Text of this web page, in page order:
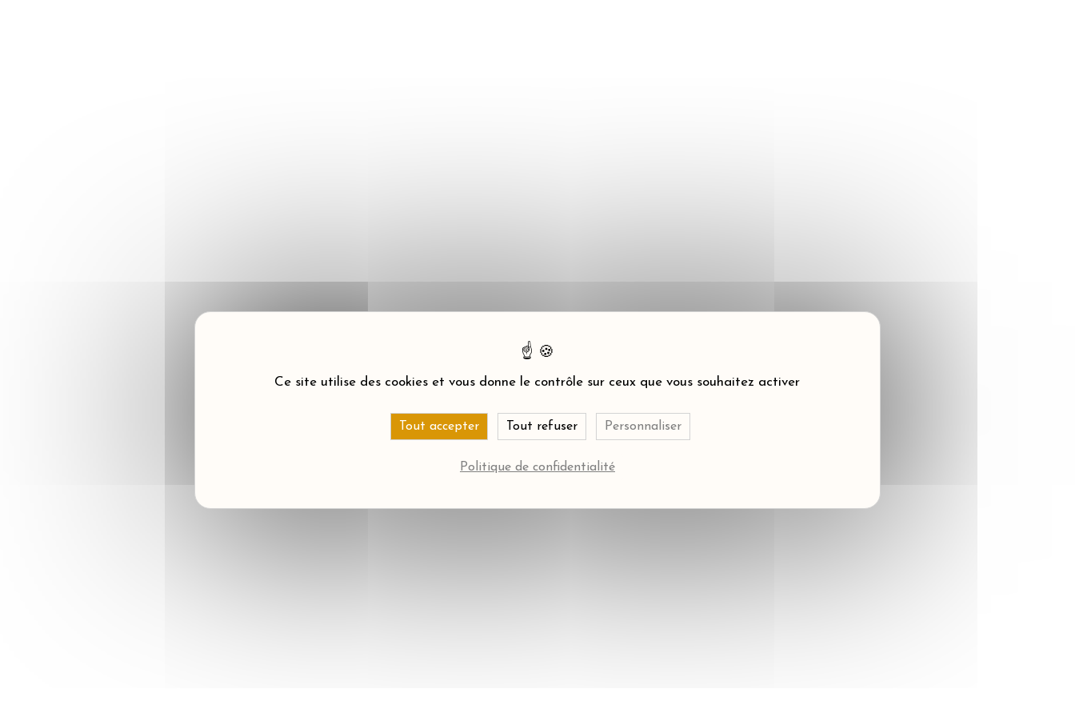
Ce site utilise des cookies et vous donne le contrôle sur ceux que vous souhaitez activer
Tout accepter Tout refuser Personnaliser
Politique de confidentialité